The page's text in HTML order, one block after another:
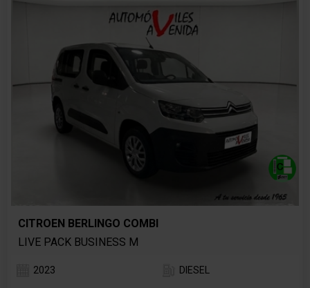
CITROEN BERLINGO COMBI
LIVE PACK BUSINESS M
2023 DIESEL